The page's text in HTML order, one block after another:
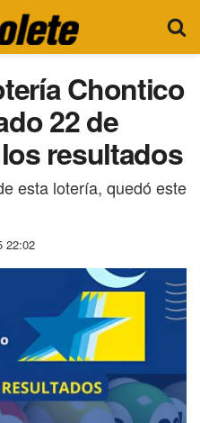
Chontico
22 de
resultados
esta lotería, quedó este
22:02